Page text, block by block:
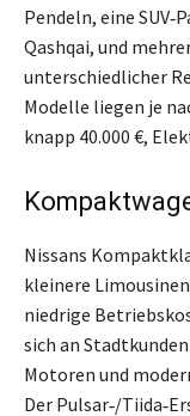
Pendeln, eine
Qashqai, und
unterschiedlicher
Modelle liegen je
knapp 40.000 €,
Nissans
kleinere
niedrige
sich an
Motoren und
Der Pulsar‑/